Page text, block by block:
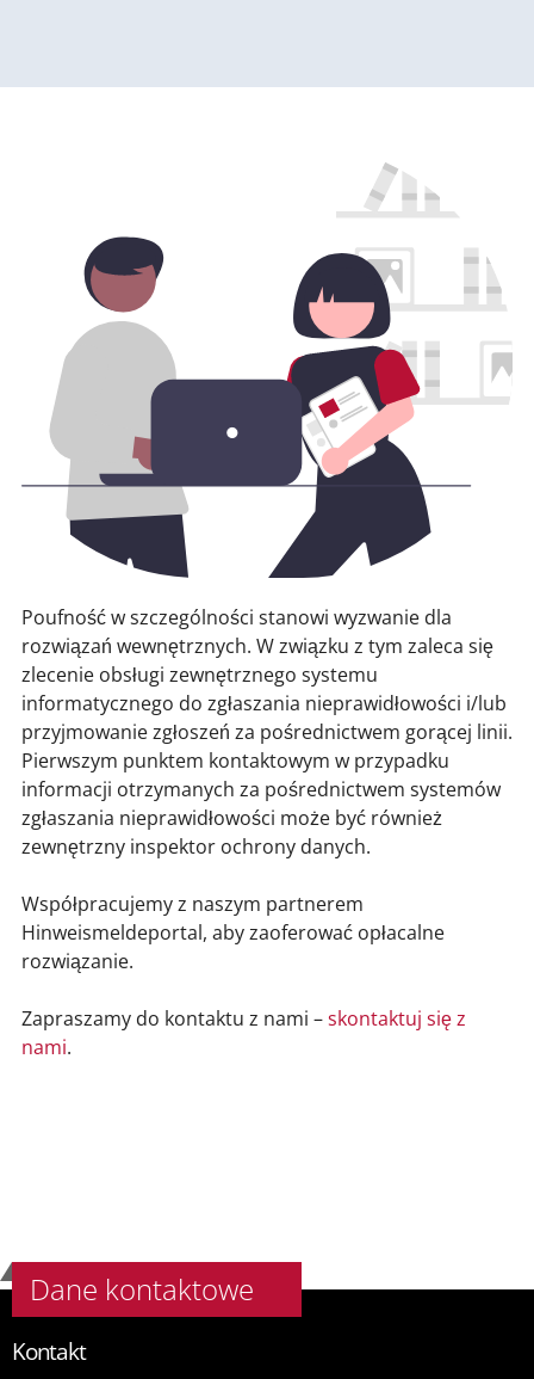
Poufność w szczególności stanowi wyzwanie dla
rozwiązań wewnętrznych. W związku z tym zaleca się
zlecenie obsługi zewnętrznego systemu
informatycznego do zgłaszania nieprawidłowości i/lub
przyjmowanie zgłoszeń za pośrednictwem gorącej linii.
Pierwszym punktem kontaktowym w przypadku
informacji otrzymanych za pośrednictwem systemów
zgłaszania nieprawidłowości może być również
zewnętrzny inspektor ochrony danych.
Współpracujemy z naszym partnerem
Hinweismeldeportal, aby zaoferować opłacalne
rozwiązanie.
Zapraszamy do kontaktu z nami –skontaktuj się z
nami.
Dane kontaktowe
Kontakt